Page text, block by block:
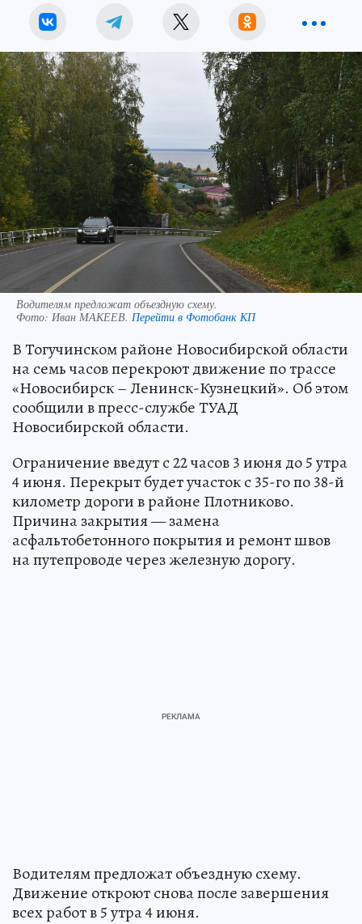
Водителям предложат объездную схему.
Фото: Иван МАКЕЕВ. Перейти в Фотобанк КП
В Тогучинском районе Новосибирской области
на семь часов перекроют движение по трассе
«Новосибирск – Ленинск-Кузнецкий». Об этом
сообщили в пресс-службе ТУАД
Новосибирской области.
Ограничение введут с 22 часов 3 июня до 5 утра
4 июня. Перекрыт будет участок с 35-го по 38-й
километр дороги в районе Плотниково.
Причина закрытия — замена
асфальтобетонного покрытия и ремонт швов
на путепроводе через железную дорогу.
Водителям предложат объездную схему.
Движение откроют снова после завершения
всех работ в 5 утра 4 июня.